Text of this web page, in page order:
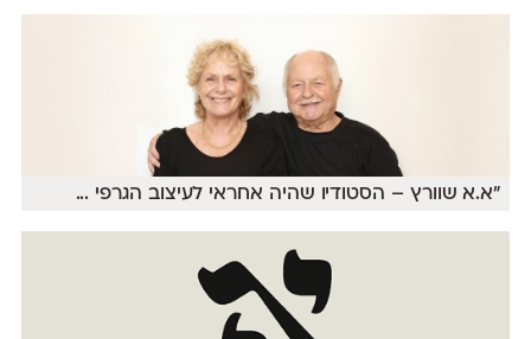
"א.א שוורץ – הסטודיו שהיה אחראי לעיצוב הגרפי ...